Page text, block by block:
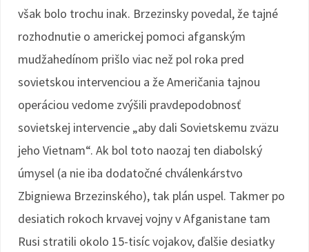
však bolo trochu inak. Brzezinsky povedal, že tajné
rozhodnutie o americkej pomoci afganským
mudžahedínom prišlo viac než pol roka pred
sovietskou intervenciou a že Američania tajnou
operáciou vedome zvýšili pravdepodobnosť
sovietskej intervencie „aby dali Sovietskemu zväzu
jeho Vietnam“. Ak bol toto naozaj ten diabolský
úmysel (a nie iba dodatočné chválenkárstvo
Zbigniewa Brzezinského), tak plán uspel. Takmer po
desiatich rokoch krvavej vojny v Afganistane tam
Rusi stratili okolo 15-tisíc vojakov, ďalšie desiatky